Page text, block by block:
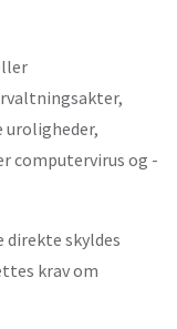
computervirus og -
direkte skyldes
krav om